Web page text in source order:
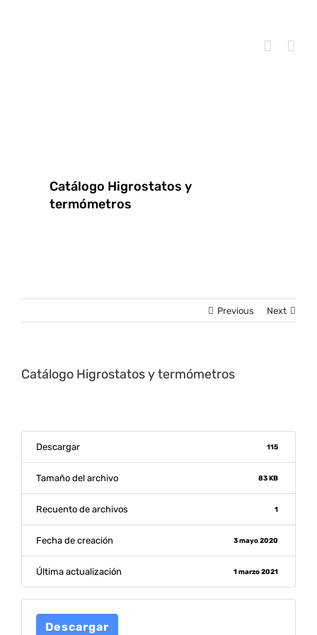
Catálogo Higrostatos y
termómetros
Previous Next
Catálogo Higrostatos y termómetros
Descargar 115
Tamaño del archivo 83 KB
Recuento de archivos 1
Fecha de creación 3 mayo 2020
Última actualización 1 marzo 2021
Descargar